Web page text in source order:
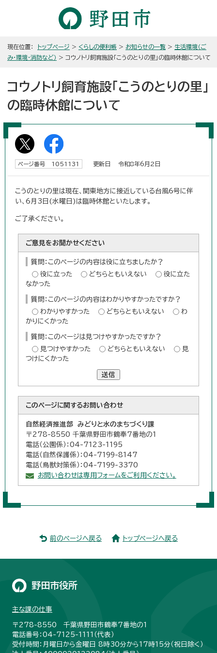
現在位置： トップページ > くらしの便利帳 > お知らせの一覧 > 生活環境（ご
み・環境・消防など） > コウノトリ飼育施設「こうのとりの里」の臨時休館について
コウノトリ飼育施設「こうのとりの里」
の臨時休館について
ページ番号 1051131 更新日 令和8年6月2日
こうのとりの里は現在、関東地方に接近している台風6号に伴
い、6月3日(水曜日)は臨時休館といたします。
ご了承ください。
ご意見をお聞かせください
質問：このページの内容は役に立ちましたか？
役に立った
どちらともいえない
役に立た
なかった
質問：このページの内容はわかりやすかったですか？
わかりやすかった
どちらともいえない
わ
かりにくかった
質問：このページは見つけやすかったですか？
見つけやすかった
どちらともいえない
見
つけにくかった
送信
このページに関するお問い合わせ
自然経済推進部 みどりと水のまちづくり課
〒278-8550 千葉県野田市鶴奉7番地の1
電話（公園係）：04-7123-1195
電話（自然保護係）：04-7199-8147
電話（鳥獣対策係）：04-7199-3370
お問い合わせは専用フォームをご利用ください。
前のページへ戻る トップページへ戻る
野田市役所
主な課の仕事
〒278-8550 千葉県野田市鶴奉7番地の1
電話番号：04-7125-1111（代表）
受付時間：月曜日から金曜日 8時30分から17時15分（祝日除く）